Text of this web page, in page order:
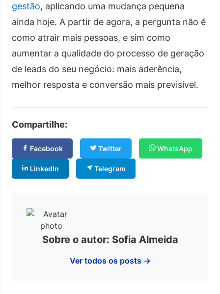
gestão, aplicando uma mudança pequena
ainda hoje. A partir de agora, a pergunta não é
como atrair mais pessoas, e sim como
aumentar a qualidade do processo de geração
de leads do seu negócio: mais aderência,
melhor resposta e conversão mais previsível.
Compartilhe:
Facebook Twitter WhatsApp
LinkedIn Telegram
Sobre o autor: Sofia Almeida
Ver todos os posts →